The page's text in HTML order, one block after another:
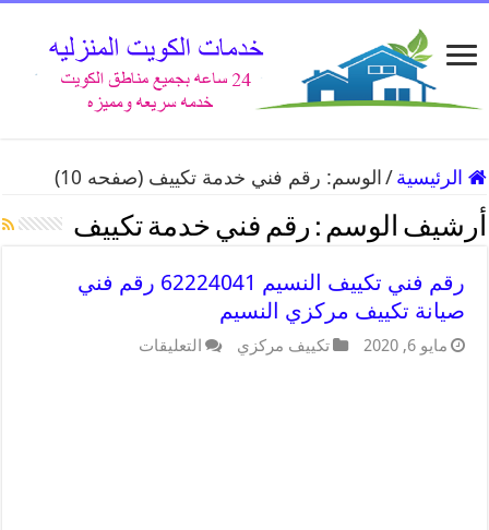
الرئيسية / الوسم: رقم فني خدمة تكييف (صفحه 10)
أرشيف الوسم : رقم فني خدمة تكييف
رقم فني تكييف النسيم 62224041 رقم فني
صيانة تكييف مركزي النسيم
مايو 6, 2020 تكييف مركزي التعليقات